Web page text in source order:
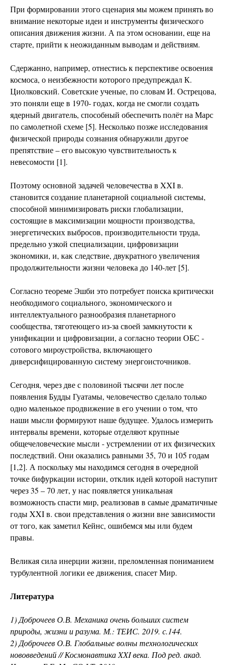
При формировании этого сценария мы можем принять во
внимание некоторые идеи и инструменты физического
описания движения жизни. А па этом основании, еще на
старте, прийти к неожиданным выводам и действиям.
Сдержанно, например, отнестись к перспективе освоения
космоса, о неизбежности которого предупреждал К.
Циолковский. Советские ученые, по словам И. Острецова,
это поняли еще в 1970- годах, когда не смогли создать
ядерный двигатель, способный обеспечить полёт на Марс
по самолетной схеме [5]. Несколько позже исследования
физической природы сознания обнаружили другое
препятствие – его высокую чувствительность к
невесомости [1].
Поэтому основной задачей человечества в XXI в.
становится создание планетарной социальной системы,
способной минимизировать риски глобализации,
состоящие в максимизации мощности производства,
энергетических выбросов, производительности труда,
предельно узкой специализации, цифровизации
экономики, и, как следствие, двукратного увеличения
продолжительности жизни человека до 140-лет [5].
Согласно теореме Эшби это потребует поиска критически
необходимого социального, экономического и
интеллектуального разнообразия планетарного
сообщества, тяготеющего из-за своей замкнутости к
унификации и цифровизации, а согласно теории ОБС -
сотового мироустройства, включающего
диверсифицированную систему энергоисточников.
Сегодня, через две с половиной тысячи лет после
появления Будды Гуатамы, человечество сделало только
одно маленькое продвижение в его учении о том, что
наши мысли формируют наше будущее. Удалось измерить
интервалы времени, которые отделяют крупные
общечеловеческие мысли - устремлении от их физических
последствий. Они оказались равными 35, 70 и 105 годам
[1,2]. А поскольку мы находимся сегодня в очередной
точке бифуркации истории, отклик идей которой наступит
через 35 – 70 лет, у нас появляется уникальная
возможность спасти мир, реализовав в самые драматичные
годы XXI в. свои представления о жизни вне зависимости
от того, как заметил Кейнс, ошибемся мы или будем
правы.
Великая сила инерции жизни, преломленная пониманием
турбулентной логики ее движения, спасет Мир.
Литература
1) Доброчеев О.В. Механика очень больших систем
природы, жизни и разума. М.: ТЕИС. 2019. с.144.
2) Доброчеев О.В. Глобальные волны технологических
нововведений // Космонавтика XXI века. Под ред. акад.